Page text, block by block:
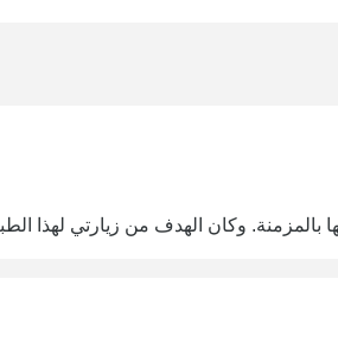
وكان الهدف من زيارتي لهذا